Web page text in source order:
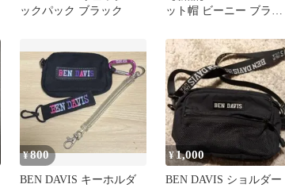
ックパック ブラック
ット帽 ビーニー ブラッ
¥800
BEN DAVIS キーホルダ
¥ 1,000
BEN DAVIS ショルダー